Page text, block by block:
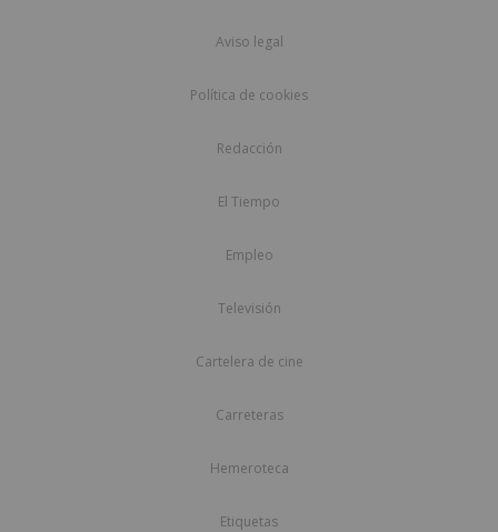
Aviso legal
Política de cookies
Redacción
El Tiempo
Empleo
Televisión
Cartelera de cine
Carreteras
Hemeroteca
Etiquetas